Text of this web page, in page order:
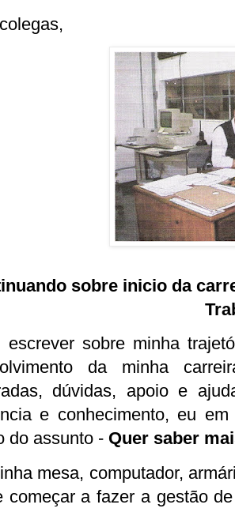
sobre inicio da
escrever sobre minha
da minha
dúvidas, apoio e
e conhecimento, eu
do assunto - Quer saber
mesa, computador,
começar a fazer a gestão